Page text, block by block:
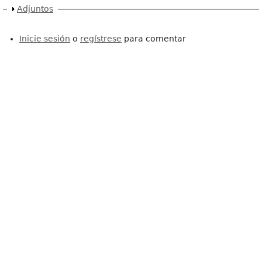
Mostrar
Adjuntos
Inicie sesión o regístrese para comentar